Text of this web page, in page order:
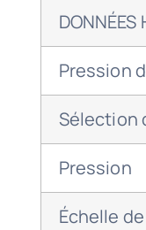
DONNÉES
Pression
Sélection
Pression
Échelle